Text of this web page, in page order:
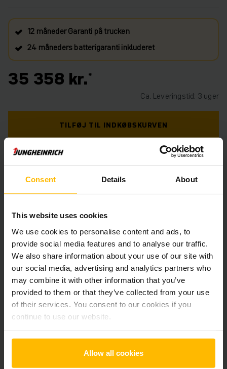
Consent Details About
This website uses cookies
We use cookies to personalise content and ads, to
provide social media features and to analyse our traffic.
We also share information about your use of our site with
our social media, advertising and analytics partners who
may combine it with other information that you’ve
provided to them or that they’ve collected from your use
of their services. You consent to our cookies if you
continue to use our website.
Allow all cookies
12 måneder Garanti på trucken
24 måneders batterigaranti inkluderet
35 358 kr.
Ca. Leveringstid: 3 uger
TILFØJ TIL INDKØBSKURVEN
HAR DU BRUG FOR HJÆLP? KONTAKT OS. KLIK
HER.
Alle priser er ekskl. moms, medmindre andet er angivet.
Produktinformation
Det følgende afsnit giver en omfattende oversigt over
køretøjets tekniske specifikationer og udstyr.
Teknisk information
Ja, 24 V / 30 A